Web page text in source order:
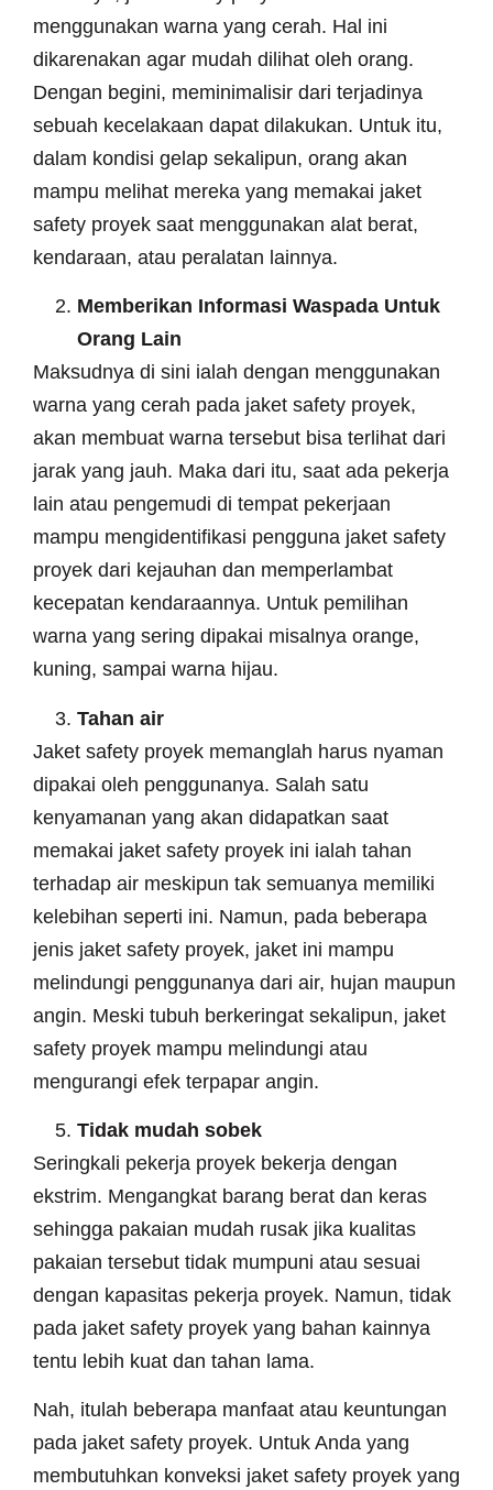
menggunakan warna yang cerah. Hal ini
dikarenakan agar mudah dilihat oleh orang.
Dengan begini, meminimalisir dari terjadinya
sebuah kecelakaan dapat dilakukan. Untuk itu,
dalam kondisi gelap sekalipun, orang akan
mampu melihat mereka yang memakai jaket
safety proyek saat menggunakan alat berat,
kendaraan, atau peralatan lainnya.
Memberikan Informasi Waspada Untuk
Orang Lain
Maksudnya di sini ialah dengan menggunakan
warna yang cerah pada jaket safety proyek,
akan membuat warna tersebut bisa terlihat dari
jarak yang jauh. Maka dari itu, saat ada pekerja
lain atau pengemudi di tempat pekerjaan
mampu mengidentifikasi pengguna jaket safety
proyek dari kejauhan dan memperlambat
kecepatan kendaraannya. Untuk pemilihan
warna yang sering dipakai misalnya orange,
kuning, sampai warna hijau.
Tahan air
Jaket safety proyek memanglah harus nyaman
dipakai oleh penggunanya. Salah satu
kenyamanan yang akan didapatkan saat
memakai jaket safety proyek ini ialah tahan
terhadap air meskipun tak semuanya memiliki
kelebihan seperti ini. Namun, pada beberapa
jenis jaket safety proyek, jaket ini mampu
melindungi penggunanya dari air, hujan maupun
angin. Meski tubuh berkeringat sekalipun, jaket
safety proyek mampu melindungi atau
mengurangi efek terpapar angin.
Tidak mudah sobek
Seringkali pekerja proyek bekerja dengan
ekstrim. Mengangkat barang berat dan keras
sehingga pakaian mudah rusak jika kualitas
pakaian tersebut tidak mumpuni atau sesuai
dengan kapasitas pekerja proyek. Namun, tidak
pada jaket safety proyek yang bahan kainnya
tentu lebih kuat dan tahan lama.
Nah, itulah beberapa manfaat atau keuntungan
pada jaket safety proyek. Untuk Anda yang
membutuhkan konveksi jaket safety proyek yang